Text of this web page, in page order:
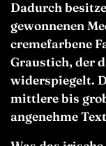
Dadurch
gewonnenen
cremefarbene
Graustich, der
widerspiegelt.
mittlere bis
angenehme